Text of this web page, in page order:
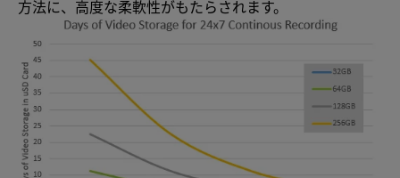
方法に、高度な柔軟性がもたらされます。